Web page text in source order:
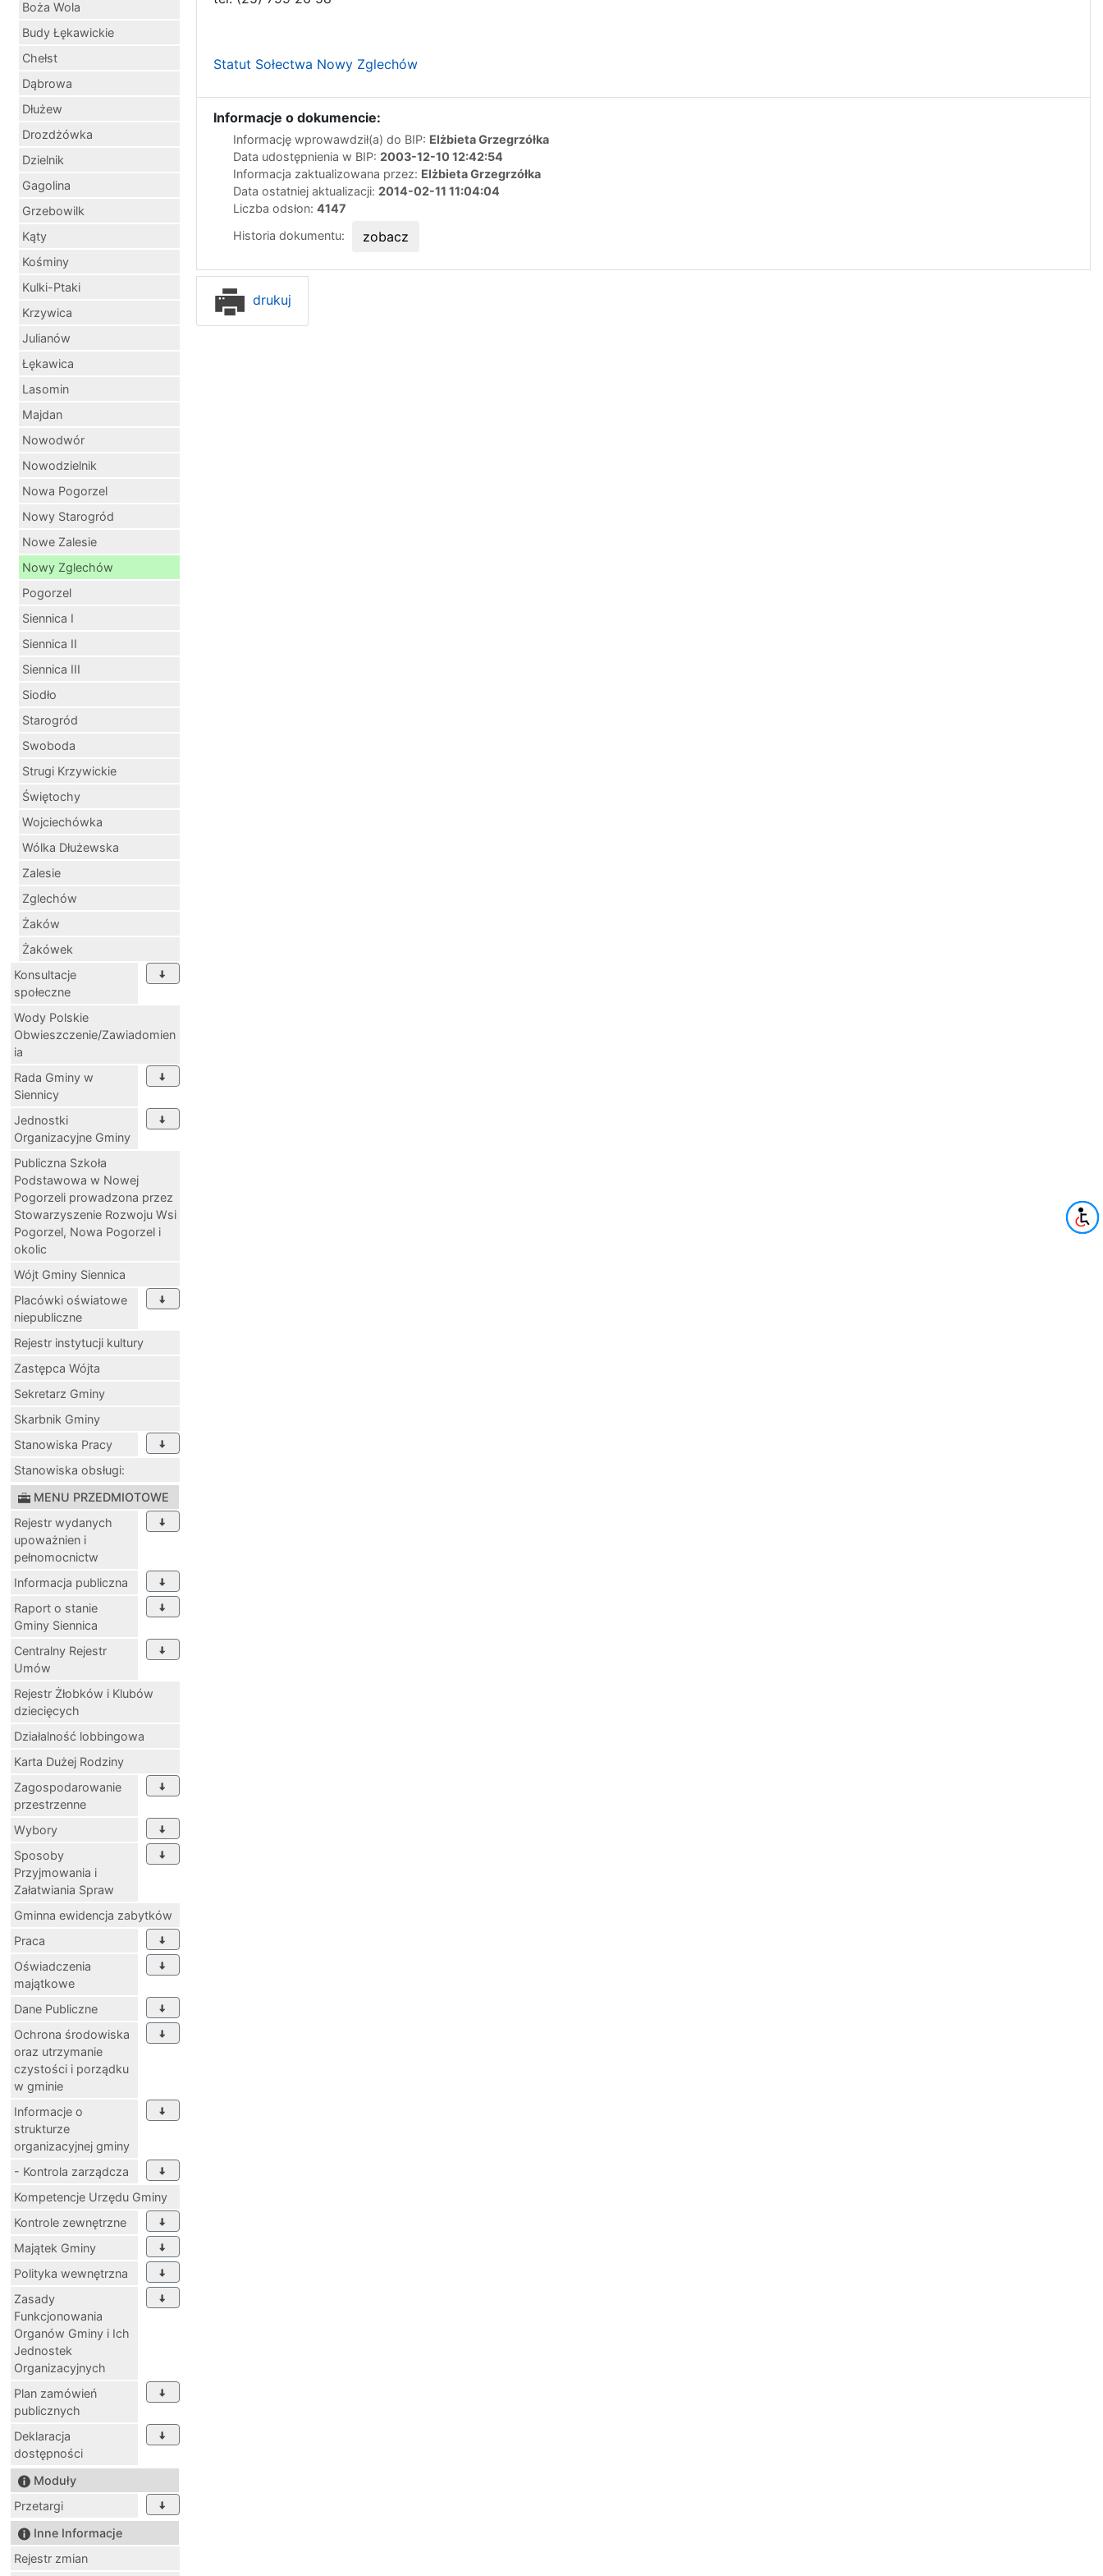
Boża Wola
Budy Łękawickie
Chełst
Dąbrowa
Dłużew
Drozdżówka
Dzielnik
Gagolina
Grzebowilk
Kąty
Kośminy
Kulki-Ptaki
Krzywica
Julianów
Łękawica
Lasomin
Majdan
Nowodwór
Nowodzielnik
Nowa Pogorzel
Nowy Starogród
Nowe Zalesie
Nowy Zglechów
Pogorzel
Siennica I
Siennica II
Siennica III
Siodło
Starogród
Swoboda
Strugi Krzywickie
Świętochy
Wojciechówka
Wólka Dłużewska
Zalesie
Zglechów
Żaków
Żakówek
Konsultacje
społeczne
Wody Polskie
Obwieszczenie/Zawiadomien
ia
Rada Gminy w
Siennicy
Jednostki
Organizacyjne Gminy
Publiczna Szkoła
Podstawowa w Nowej
Pogorzeli prowadzona przez
Stowarzyszenie Rozwoju Wsi
Pogorzel, Nowa Pogorzel i
okolic
Wójt Gminy Siennica
Placówki oświatowe
niepubliczne
Rejestr instytucji kultury
Zastępca Wójta
Sekretarz Gminy
Skarbnik Gminy
Stanowiska Pracy
Stanowiska obsługi:
MENU PRZEDMIOTOWE
Rejestr wydanych
upoważnien i
pełnomocnictw
Informacja publiczna
Raport o stanie
Gminy Siennica
Centralny Rejestr
Umów
Rejestr Żłobków i Klubów
dziecięcych
Działalność lobbingowa
Karta Dużej Rodziny
Zagospodarowanie
przestrzenne
Wybory
Sposoby
Przyjmowania i
Załatwiania Spraw
Gminna ewidencja zabytków
Praca
Oświadczenia
majątkowe
Dane Publiczne
Ochrona środowiska
oraz utrzymanie
czystości i porządku
w gminie
Informacje o
strukturze
organizacyjnej gminy
- Kontrola zarządcza
Kompetencje Urzędu Gminy
Kontrole zewnętrzne
Majątek Gminy
Polityka wewnętrzna
Zasady
Funkcjonowania
Organów Gminy i Ich
Jednostek
Organizacyjnych
Plan zamówień
publicznych
Deklaracja
dostępności
Moduły
Przetargi
Inne Informacje
Rejestr zmian
Statut Sołectwa Nowy Zglechów
Informacje o dokumencie:
Informację wprowawdził(a) do BIP: Elżbieta Grzegrzółka
Data udostępnienia w BIP: 2003-12-10 12:42:54
Informacja zaktualizowana przez: Elżbieta Grzegrzółka
Data ostatniej aktualizacji: 2014-02-11 11:04:04
Liczba odsłon: 4147
Historia dokumentu:
zobacz
drukuj